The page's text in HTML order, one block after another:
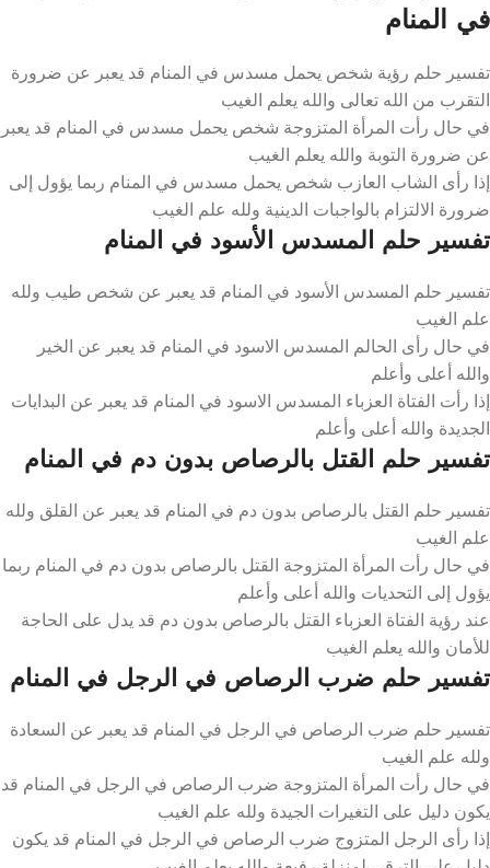
في المنام
تفسير حلم رؤية شخص يحمل مسدس في المنام قد يعبر عن ضرورة
التقرب من الله تعالى والله يعلم الغيب
في حال رأت المرأة المتزوجة شخص يحمل مسدس في المنام قد يعبر
عن ضرورة التوبة والله يعلم الغيب
إذا رأى الشاب العازب شخص يحمل مسدس في المنام ربما يؤول إلى
ضرورة الالتزام بالواجبات الدينية ولله علم الغيب
تفسير حلم المسدس الأسود في المنام
تفسير حلم المسدس الأسود في المنام قد يعبر عن شخص طيب ولله
علم الغيب
في حال رأى الحالم المسدس الاسود في المنام قد يعبر عن الخير
والله أعلى وأعلم
إذا رأت الفتاة العزباء المسدس الاسود في المنام قد يعبر عن البدايات
الجديدة والله أعلى وأعلم
تفسير حلم القتل بالرصاص بدون دم في المنام
تفسير حلم القتل بالرصاص بدون دم في المنام قد يعبر عن القلق ولله
علم الغيب
في حال رأت المرأة المتزوجة القتل بالرصاص بدون دم في المنام ربما
يؤول إلى التحديات والله أعلى وأعلم
عند رؤية الفتاة العزباء القتل بالرصاص بدون دم قد يدل على الحاجة
للأمان والله يعلم الغيب
تفسير حلم ضرب الرصاص في الرجل في المنام
تفسير حلم ضرب الرصاص في الرجل في المنام قد يعبر عن السعادة
ولله علم الغيب
في حال رأت المرأة المتزوجة ضرب الرصاص في الرجل في المنام قد
يكون دليل على التغيرات الجيدة ولله علم الغيب
إذا رأى الرجل المتزوج ضرب الرصاص في الرجل في المنام قد يكون